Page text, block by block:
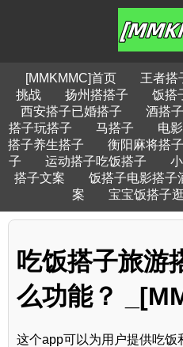
[MMKMMC]首页 王者搭
挑战
扬州搭搭子 饭搭
西安搭子已婚搭子
酒搭
搭子玩搭子
马搭子 电
搭子养生搭子
衡阳麻将搭
子
运动搭子吃饭搭子
搭子文案
饭搭子电影搭子
案
宝宝饭搭子
吃饭搭子旅游
么功能？
这个app可以为用户提供吃饭